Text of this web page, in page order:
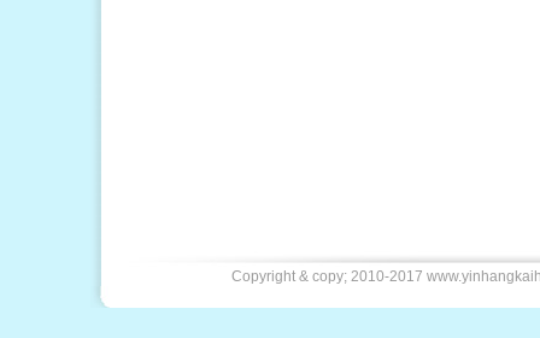
Copyright & copy; 2010-2017